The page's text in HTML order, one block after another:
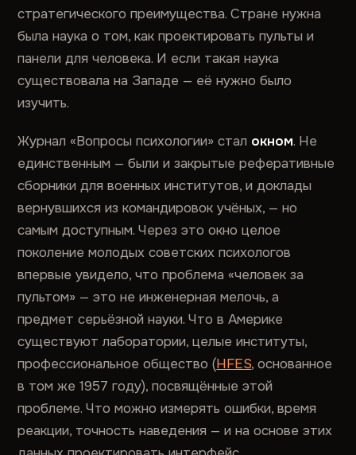
стратегического преимущества. Стране нужна
была наука о том, как проектировать пульты и
панели для человека. И если такая наука
существовала на Западе — её нужно было
изучить.
Журнал «Вопросы психологии» стал окном. Не
единственным — были и закрытые реферативные
сборники для военных институтов, и доклады
вернувшихся из командировок учёных, — но
самым доступным. Через это окно целое
поколение молодых советских психологов
впервые увидело, что проблема «человек за
пультом» — это не инженерная мелочь, а
предмет серьёзной науки. Что в Америке
существуют лаборатории, целые институты,
профессиональное общество (HFES, основанное
в том же 1957 году), посвящённые этой
проблеме. Что можно измерять ошибки, время
реакции, точность наведения — и на основе этих